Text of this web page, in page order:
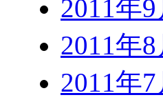
2011年9
2011年8
2011年7